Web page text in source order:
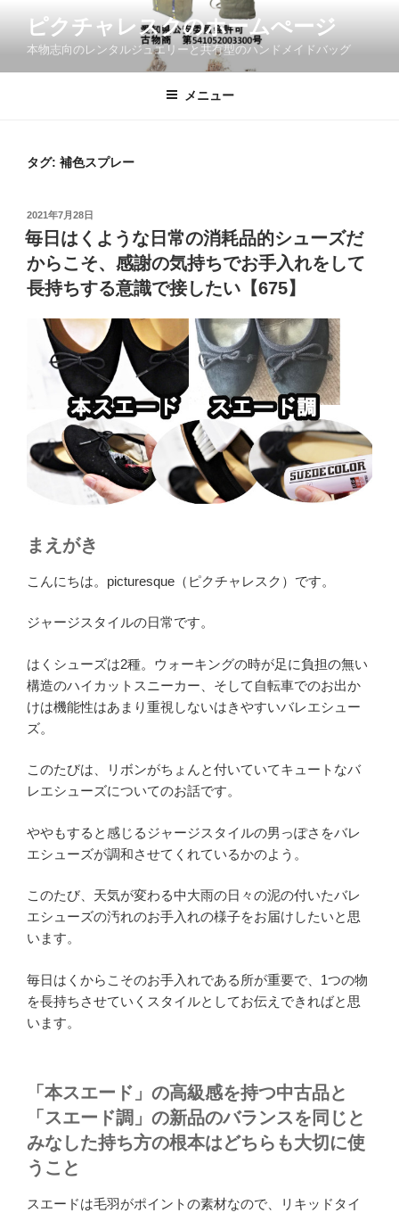
ン
ピクチャレスクのホームぺージ
本物志向のレンタルジュエリーと共有型のハンドメイドバッグ
メニュー
タグ: 補色スプレー
投
稿
日:
2021年7月28日
毎日はくような日常の消耗品的シューズだ
からこそ、感謝の気持ちでお手入れをして
長持ちする意識で接したい【675】
まえがき
こんにちは。picturesque（ピクチャレスク）です。
ジャージスタイルの日常です。
はくシューズは2種。ウォーキングの時が足に負担の無い
構造のハイカットスニーカー、そして自転車でのお出か
けは機能性はあまり重視しないはきやすいバレエシュー
ズ。
このたびは、リボンがちょんと付いていてキュートなバ
レエシューズについてのお話です。
ややもすると感じるジャージスタイルの男っぽさをバレ
エシューズが調和させてくれているかのよう。
このたび、天気が変わる中大雨の日々の泥の付いたバレ
エシューズの汚れのお手入れの様子をお届けしたいと思
います。
毎日はくからこそのお手入れである所が重要で、1つの物
を長持ちさせていくスタイルとしてお伝えできればと思
います。
「本スエード」の高級感を持つ中古品と
「スエード調」の新品のバランスを同じと
みなした持ち方の根本はどちらも大切に使
うこと
スエードは毛羽がポイントの素材なので、リキッドタイ